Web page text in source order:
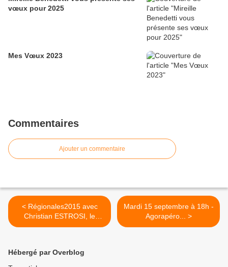
vœux pour 2025
Mes Vœux 2023
Commentaires
Ajouter un commentaire
< Régionales2015 avec
Christian ESTROSI, le
travail...
Mardi 15 septembre à 18h -
Agorapéro... >
Hébergé par Overblog